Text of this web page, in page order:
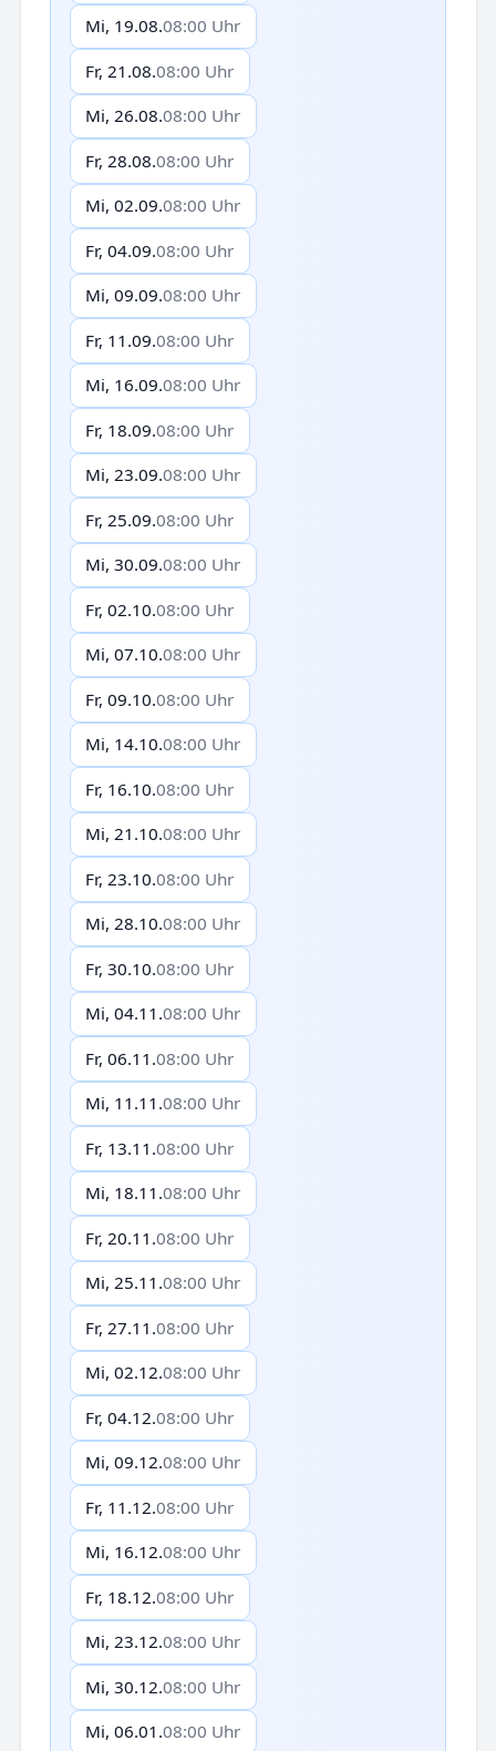
Mi, 19.08.08:00 Uhr
Fr, 21.08.08:00 Uhr
Mi, 26.08.08:00 Uhr
Fr, 28.08.08:00 Uhr
Mi, 02.09.08:00 Uhr
Fr, 04.09.08:00 Uhr
Mi, 09.09.08:00 Uhr
Fr, 11.09.08:00 Uhr
Mi, 16.09.08:00 Uhr
Fr, 18.09.08:00 Uhr
Mi, 23.09.08:00 Uhr
Fr, 25.09.08:00 Uhr
Mi, 30.09.08:00 Uhr
Fr, 02.10.08:00 Uhr
Mi, 07.10.08:00 Uhr
Fr, 09.10.08:00 Uhr
Mi, 14.10.08:00 Uhr
Fr, 16.10.08:00 Uhr
Mi, 21.10.08:00 Uhr
Fr, 23.10.08:00 Uhr
Mi, 28.10.08:00 Uhr
Fr, 30.10.08:00 Uhr
Mi, 04.11.08:00 Uhr
Fr, 06.11.08:00 Uhr
Mi, 11.11.08:00 Uhr
Fr, 13.11.08:00 Uhr
Mi, 18.11.08:00 Uhr
Fr, 20.11.08:00 Uhr
Mi, 25.11.08:00 Uhr
Fr, 27.11.08:00 Uhr
Mi, 02.12.08:00 Uhr
Fr, 04.12.08:00 Uhr
Mi, 09.12.08:00 Uhr
Fr, 11.12.08:00 Uhr
Mi, 16.12.08:00 Uhr
Fr, 18.12.08:00 Uhr
Mi, 23.12.08:00 Uhr
Mi, 30.12.08:00 Uhr
Mi, 06.01.08:00 Uhr